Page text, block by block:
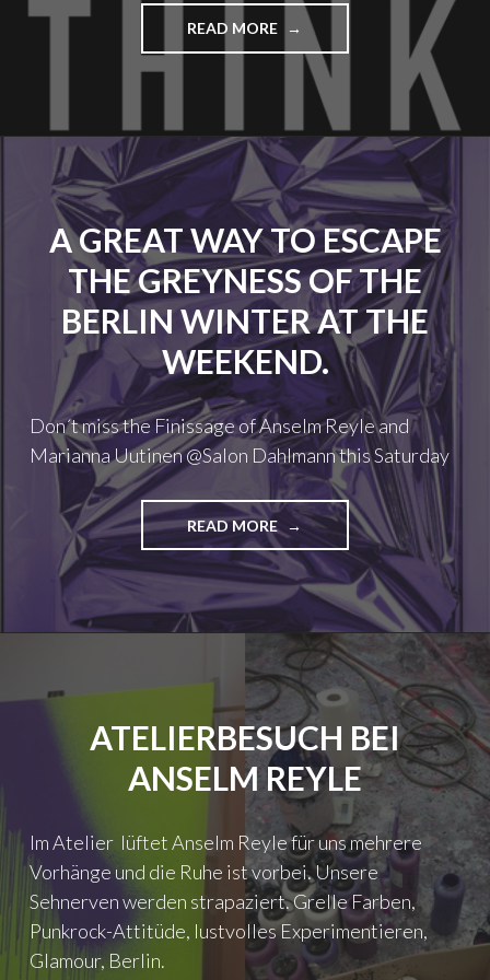
2
0
0
4
-
2
0
1
4
"
READ MORE
E
L
I
C
K
E
I
N
D
I
E
S
M
M
L
U
N
G
W
E
M
Ö
N
"
A GREAT WAY TO ESCAPE
THE GREYNESS OF THE
BERLIN WINTER AT THE
WEEKEND.
Don´t miss the Finissage of Anselm Reyle and
Marianna Uutinen @Salon Dahlmann this Saturday
READ MORE
A
G
R
A
T
W
Y
T
O
E
S
C
A
P
E
T
H
ATELIERBESUCH BEI
ANSELM REYLE
Im Atelier lüftet Anselm Reyle für uns mehrere
Vorhänge und die Ruhe ist vorbei. Unsere
Sehnerven werden strapaziert. Grelle Farben,
Punkrock-Attitüde, lustvolles Experimentieren,
Glamour, Berlin.